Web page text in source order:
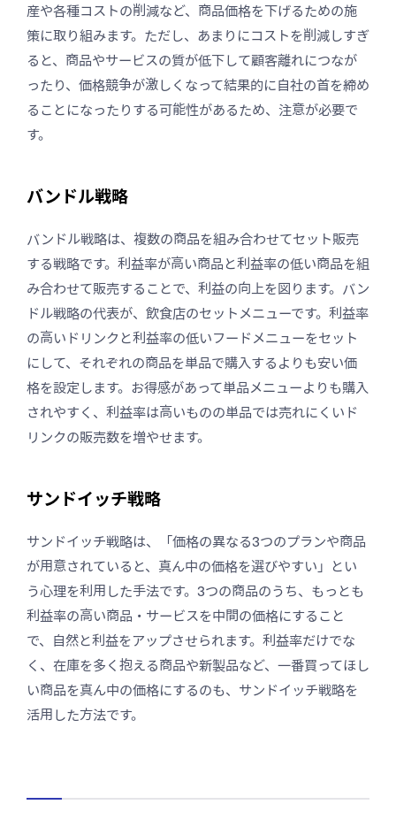
産や各種コストの削減など、商品価格を下げるための施
策に取り組みます。ただし、あまりにコストを削減しすぎ
ると、商品やサービスの質が低下して顧客離れにつなが
ったり、価格競争が激しくなって結果的に自社の首を締め
ることになったりする可能性があるため、注意が必要で
す。
バンドル戦略
バンドル戦略は、複数の商品を組み合わせてセット販売
する戦略です。利益率が高い商品と利益率の低い商品を組
み合わせて販売することで、利益の向上を図ります。バン
ドル戦略の代表が、飲食店のセットメニューです。利益率
の高いドリンクと利益率の低いフードメニューをセット
にして、それぞれの商品を単品で購入するよりも安い価
格を設定します。お得感があって単品メニューよりも購入
されやすく、利益率は高いものの単品では売れにくいド
リンクの販売数を増やせます。
サンドイッチ戦略
サンドイッチ戦略は、「価格の異なる3つのプランや商品
が用意されていると、真ん中の価格を選びやすい」とい
う心理を利用した手法です。3つの商品のうち、もっとも
利益率の高い商品・サービスを中間の価格にすること
で、自然と利益をアップさせられます。利益率だけでな
く、在庫を多く抱える商品や新製品など、一番買ってほし
い商品を真ん中の価格にするのも、サンドイッチ戦略を
活用した方法です。